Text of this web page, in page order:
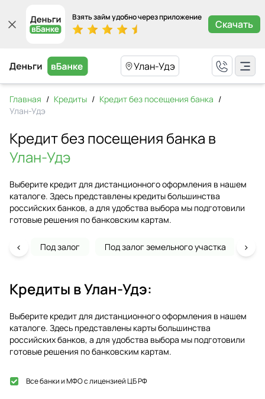
Взять займ удобно через приложение
Скачать
Улан-Удэ
Главная / Кредиты / Кредит без посещения банка /
Улан-Удэ
Кредит без посещения банка в
Улан-Удэ
Выберите кредит для дистанционного оформления в нашем
каталоге. Здесь представлены кредиты большинства
российских банков, а для удобства выбора мы подготовили
готовые решения по банковским картам.
Под залог Под залог земельного участка
‹ ›
Кредиты вУлан-Удэ:
Выберите кредит для дистанционного оформления в нашем
каталоге. Здесь представлены карты большинства
российских банков, а для удобства выбора мы подготовили
готовые решения по банковским картам.
Все банки и МФО с лицензией ЦБ РФ